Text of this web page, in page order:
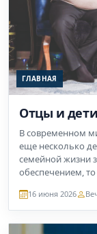
ГЛАВНАЯ
Отцы и дети
В современном
еще несколько
семейной жизни
обеспечением, то
16 июня 2026